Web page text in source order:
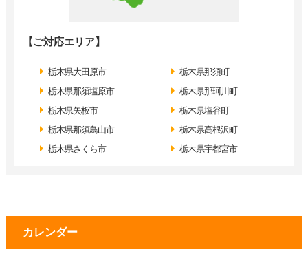
【ご対応エリア】
栃木県大田原市
栃木県那須塩原市
栃木県矢板市
栃木県那須鳥山市
栃木県さくら市
栃木県那須町
栃木県那珂川町
栃木県塩谷町
栃木県高根沢町
栃木県宇都宮市
カレンダー